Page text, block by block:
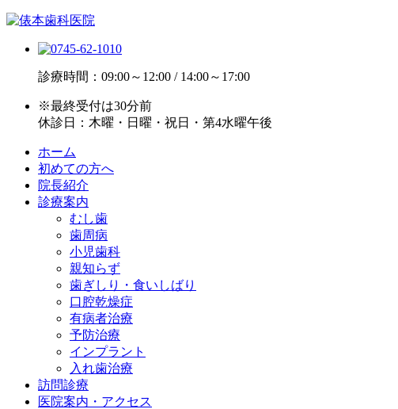
診療時間：09:00～12:00 / 14:00～17:00
※最終受付は30分前
休診日：木曜・日曜・祝日・第4水曜午後
ホーム
初めての方へ
院長紹介
診療案内
むし歯
歯周病
小児歯科
親知らず
歯ぎしり・食いしばり
口腔乾燥症
有病者治療
予防治療
インプラント
入れ歯治療
訪問診療
医院案内・アクセス